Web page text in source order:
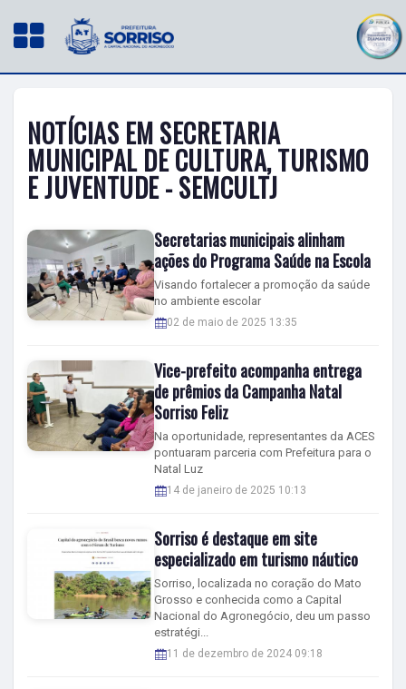
NOTÍCIAS EM SECRETARIA
MUNICIPAL DE CULTURA, TURISMO
E JUVENTUDE - SEMCULTJ
Secretarias municipais alinham
ações do Programa Saúde na Escola
Visando fortalecer a promoção da saúde
no ambiente escolar
02 de maio de 2025 13:35
Vice-prefeito acompanha entrega
de prêmios da Campanha Natal
Sorriso Feliz
Na oportunidade, representantes da ACES
pontuaram parceria com Prefeitura para o
Natal Luz
14 de janeiro de 2025 10:13
Sorriso é destaque em site
especializado em turismo náutico
Sorriso, localizada no coração do Mato
Grosso e conhecida como a Capital
Nacional do Agronegócio, deu um passo
estratégi...
11 de dezembro de 2024 09:18